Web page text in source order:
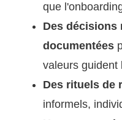
que
Des décisions
documentées
valeurs guident
Des rituels de
informels,